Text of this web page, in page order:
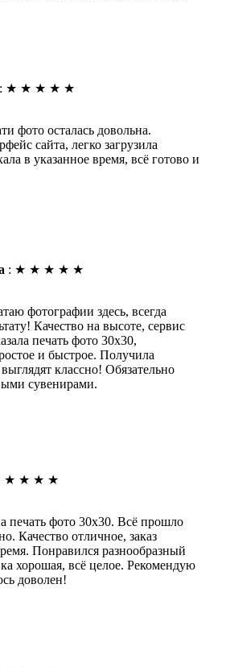
: ★ ★ ★ ★ ★
фото осталась довольна.
сайта, легко загрузила
в указанное время, всё готово и
: ★ ★ ★ ★ ★
фотографии здесь, всегда
Качество на высоте, сервис
печать фото 30х30,
и быстрое. Получила
классно! Обязательно
сувенирами.
★ ★ ★ ★
печать фото 30х30. Всё прошло
Качество отличное, заказ
Понравился разнообразный
хорошая, всё целое. Рекомендую
доволен!